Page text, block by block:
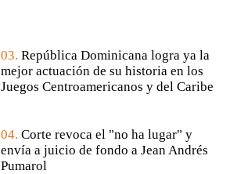
03. República Dominicana logra ya la
mejor actuación de su historia en los
Juegos Centroamericanos y del Caribe
04. Corte revoca el "no ha lugar" y
envía a juicio de fondo a Jean Andrés
Pumarol